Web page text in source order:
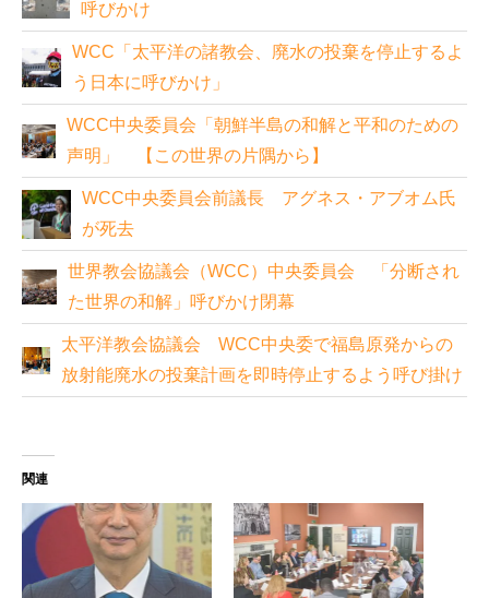
呼びかけ
WCC「太平洋の諸教会、廃水の投棄を停止するよ
う日本に呼びかけ」
WCC中央委員会「朝鮮半島の和解と平和のための
声明」 【この世界の片隅から】
WCC中央委員会前議長 アグネス・アブオム氏
が死去
世界教会協議会（WCC）中央委員会 「分断され
た世界の和解」呼びかけ閉幕
太平洋教会協議会 WCC中央委で福島原発からの
放射能廃水の投棄計画を即時停止するよう呼び掛け
関連